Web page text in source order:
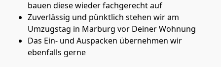
bauen diese wieder fachgerecht auf
Zuverlässig und pünktlich stehen wir am
Umzugstag in Marburg vor Deiner Wohnung
Das Ein- und Auspacken übernehmen wir
ebenfalls gerne